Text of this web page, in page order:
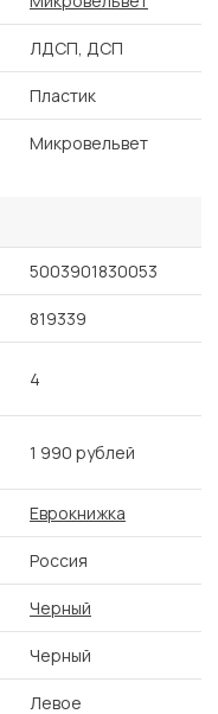
ЛДСП, ДСП
Пластик
Микровельвет
5003901830053
819339
4
1 990 рублей
Еврокнижка
Россия
Черный
Черный
Левое